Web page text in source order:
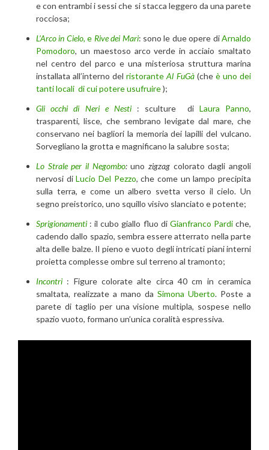
e con entrambi i sessi che si stacca leggero da una parete
rocciosa;
L’Arco in Cielo,e Rive dei Mari: sono le due opere diArnaldo
Pomodoro, un maestoso arco verde in acciaio smaltato
nel centro del parco e una misteriosa struttura marina
installata all’interno delristoranteAl FuGà(che è uno dei
tanti locali di cui potere usufruire);
Gli occhi di Neri e Nesti : sculture di Laura Panno,
trasparenti, lisce, che sembrano levigate dal mare, che
conservano nei bagliori la memoria dei lapilli del vulcano.
Sorvegliano la grotta e magnificano la salubre sosta;
Lo Strale per il Negombo:unozigzag colorato dagli angoli
nervosi diLucio Del Pezzo, che come un lampo precipita
sulla terra, e come un albero svetta verso il cielo. Un
segno preistorico, uno squillo visivo slanciato e potente;
Sprigionamenti : il cubo giallo fluo di Gianfranco Pardiche,
cadendo dallo spazio, sembra essere atterrato nella parte
alta delle balze. Il pieno e vuoto degli intricati piani interni
proietta complesse ombre sul terreno al tramonto;
Incontri : Figure colorate alte circa 40 cm in ceramica
smaltata, realizzate a mano da Simona Uberto. Poste a
parete di taglio per una visione multipla, sospese nello
spazio vuoto, formano un’unica coralità espressiva.